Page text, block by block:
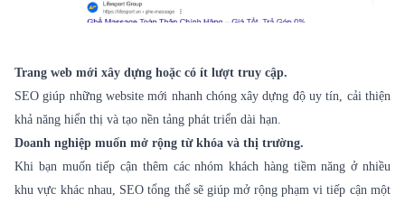
Trang web mới xây dựng hoặc có ít lượt truy cập.
SEO giúp những website mới nhanh chóng xây dựng độ uy tín, cải thiện
khả năng hiển thị và tạo nền tảng phát triển dài hạn.
Doanh nghiệp muốn mở rộng từ khóa và thị trường.
Khi bạn muốn tiếp cận thêm các nhóm khách hàng tiềm năng ở nhiều
khu vực khác nhau, SEO tổng thể sẽ giúp mở rộng phạm vi tiếp cận một